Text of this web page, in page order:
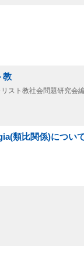
教
スト教社会問題研究会
類比関係)につい